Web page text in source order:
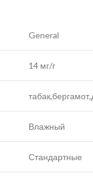
General
14 мг/г
Влажный
Стандартные